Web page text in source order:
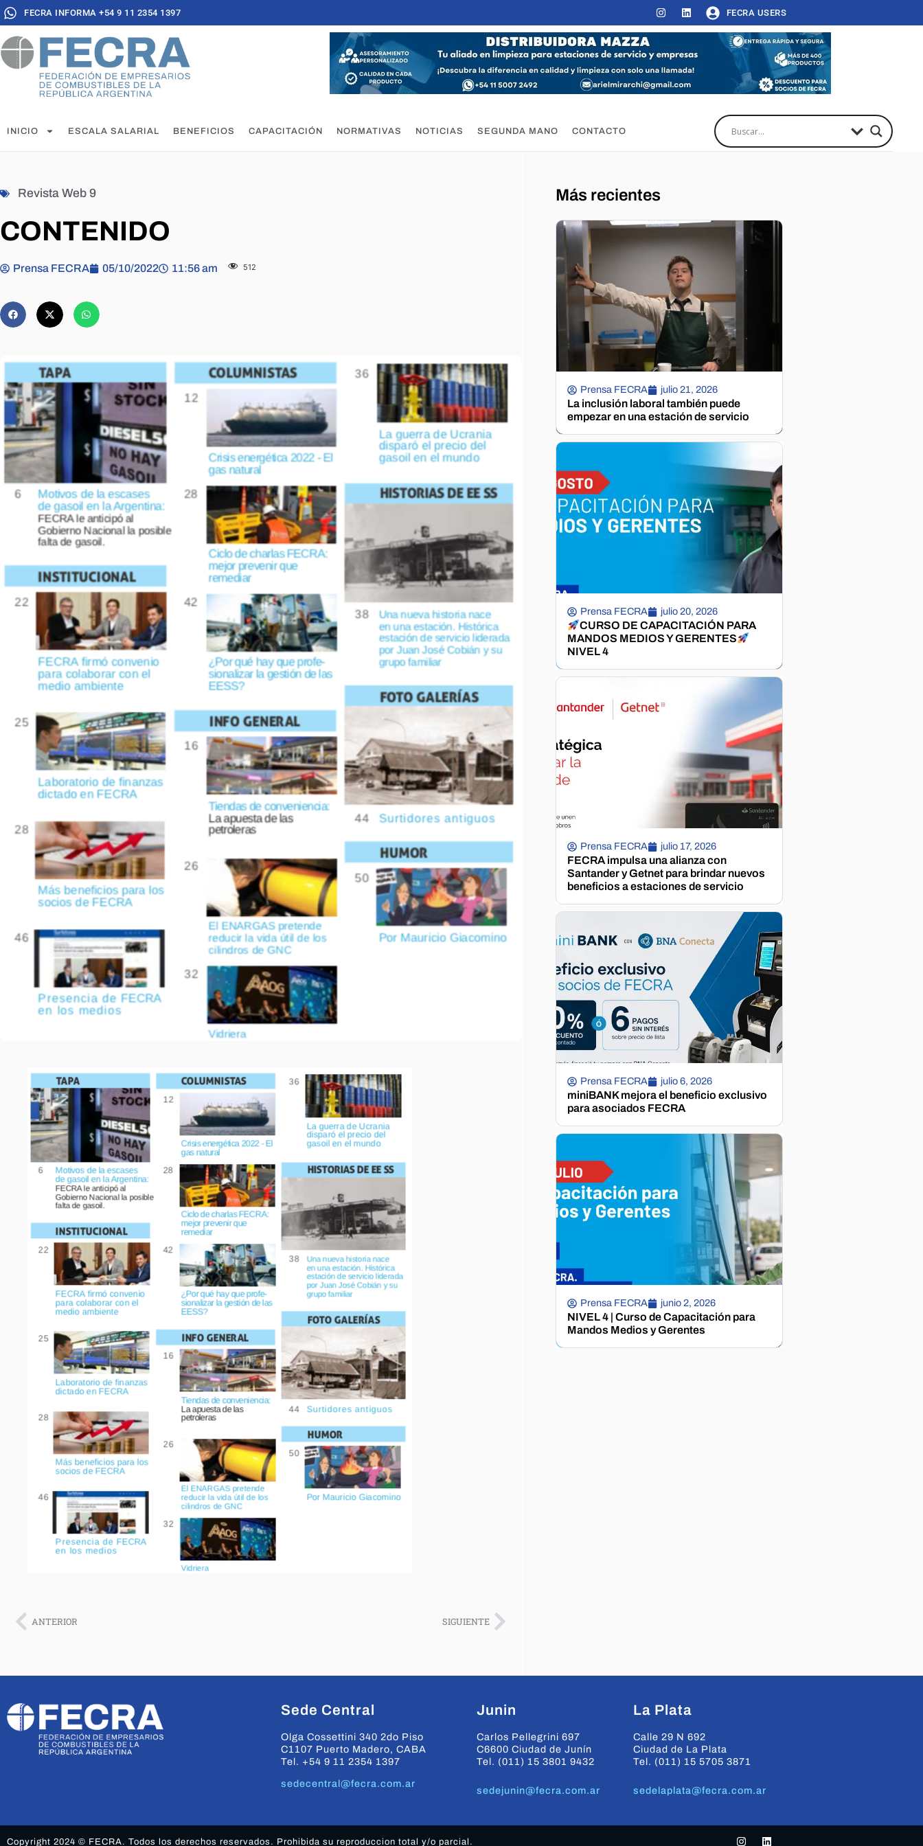
FECRA INFORMA +54 9 11 2354 1397 FECRA USERS
INICIO ESCALA SALARIAL BENEFICIOS CAPACITACIÓN NORMATIVAS NOTICIAS SEGUNDA MANO CONTACTO
Revista Web 9
CONTENIDO
Prensa FECRA 05/10/2022 11:56 am 512
ANTERIOR SIGUIENTE
Más recientes
Prensa FECRA julio 21, 2026
La inclusión laboral también puede
empezar en una estación de servicio
Prensa FECRA julio 20, 2026
CURSO DE CAPACITACIÓN PARA
MANDOS MEDIOS Y GERENTES
NIVEL 4
Prensa FECRA julio 17, 2026
FECRA impulsa una alianza con
Santander y Getnet para brindar nuevos
beneficios a estaciones de servicio
Prensa FECRA julio 6, 2026
miniBANK mejora el beneficio exclusivo
para asociados FECRA
Prensa FECRA junio 2, 2026
NIVEL 4 | Curso de Capacitación para
Mandos Medios y Gerentes
Sede Central
Olga Cossettini 340 2do Piso
C1107 Puerto Madero, CABA
Tel. +54 9 11 2354 1397
sedecentral@fecra.com.ar
Junin
Carlos Pellegrini 697
C6600 Ciudad de Junín
Tel. (011) 15 3801 9432
sedejunin@fecra.com.ar
La Plata
Calle 29 N 692
Ciudad de La Plata
Tel. (011) 15 5705 3871
sedelaplata@fecra.com.ar
Copyright 2024 © FECRA. Todos los derechos reservados. Prohibida su reproduccion total y/o parcial.